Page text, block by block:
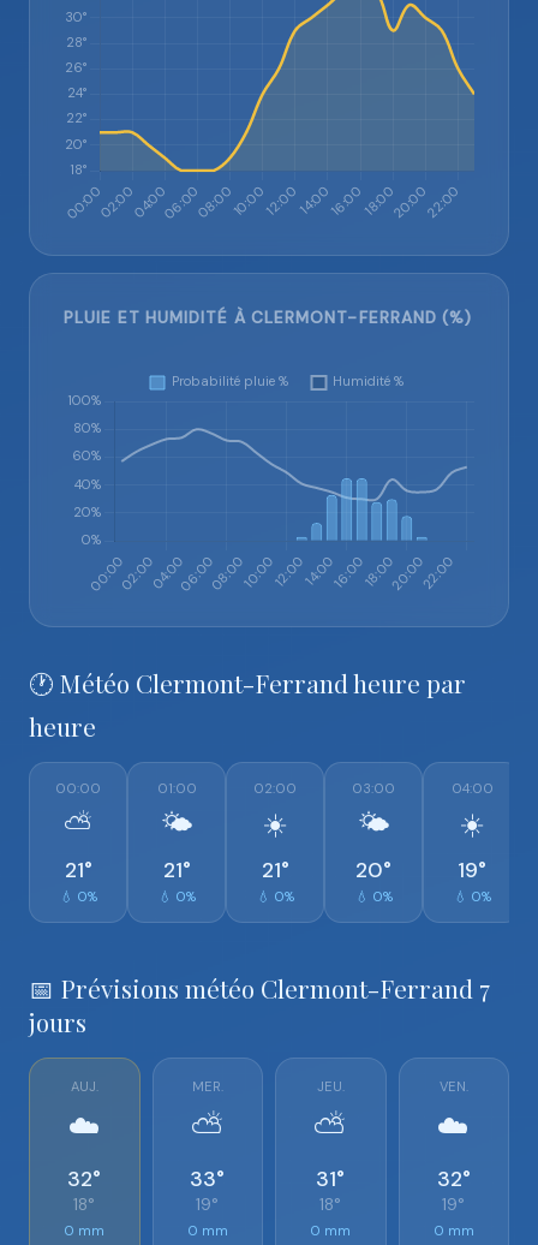
PLUIE ET HUMIDITÉ À CLERMONT-FERRAND (%)
🕐 Météo Clermont-Ferrand heure par
heure
00:00
⛅
21°
💧 0%
01:00
🌤️
21°
💧 0%
02:00
☀️
21°
💧 0%
03:00
🌤️
20°
💧 0%
04:00
☀️
19°
💧 0%
📅 Prévisions météo Clermont-Ferrand 7
jours
AUJ.
☁️
32°
18°
0 mm
MER.
⛅
33°
19°
0 mm
JEU.
⛅
31°
18°
0 mm
VEN.
☁️
32°
19°
0 mm